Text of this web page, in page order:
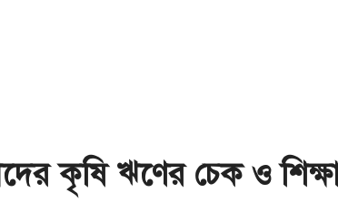
কৃষি ঋণের চেক ও